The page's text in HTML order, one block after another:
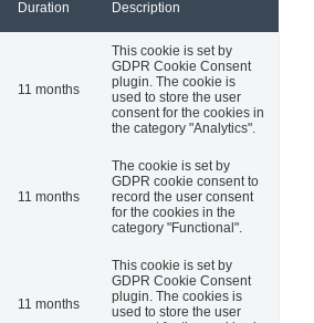
Duration Description
11 months
This cookie is set by
GDPR Cookie Consent
plugin. The cookie is
used to store the user
consent for the cookies in
the category "Analytics".
11 months
The cookie is set by
GDPR cookie consent to
record the user consent
for the cookies in the
category "Functional".
11 months
This cookie is set by
GDPR Cookie Consent
plugin. The cookies is
used to store the user